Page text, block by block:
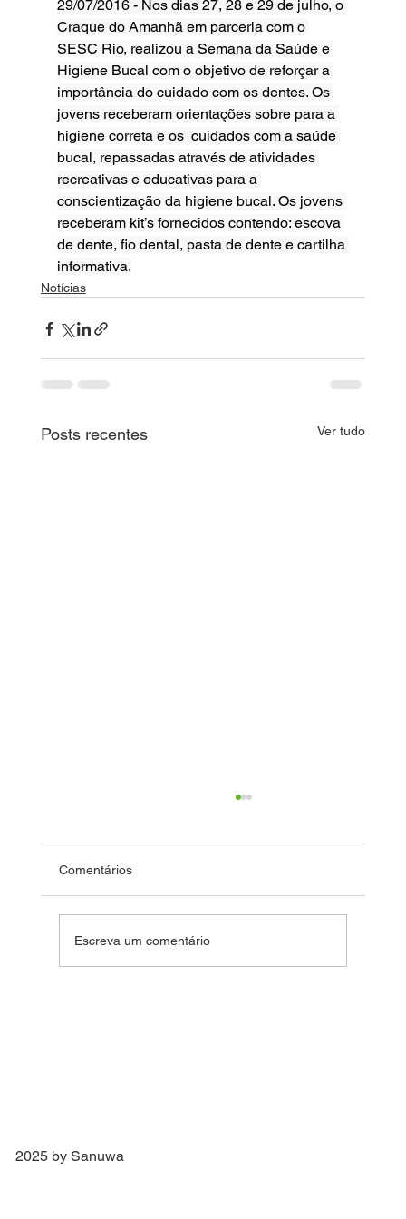
29/07/2016 - Nos dias 27, 28 e 29 de julho, o
Craque do Amanhã em parceria com o
SESC Rio, realizou a Semana da Saúde e
Higiene Bucal com o objetivo de reforçar a
importância do cuidado com os dentes. Os
jovens receberam orientações sobre para a
higiene correta e os  cuidados com a saúde
bucal, repassadas através de atividades
recreativas e educativas para a
conscientização da higiene bucal. Os jovens
receberam kit’s fornecidos contendo: escova
de dente, fio dental, pasta de dente e cartilha
informativa.
Notícias
Posts recentes Ver tudo
Comentários
Escreva um comentário
2025 by Sanuwa